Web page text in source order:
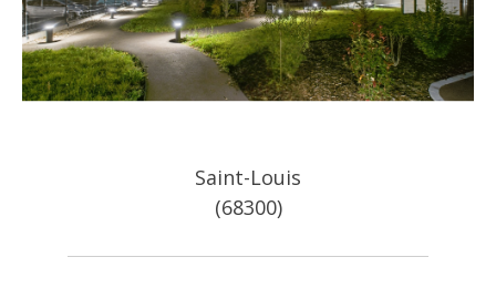
Saint-Louis
(68300)